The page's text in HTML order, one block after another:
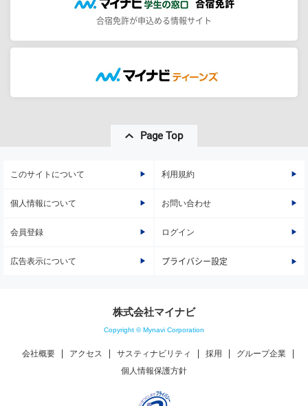
合宿免許が申込める情報サイト
Page Top
このサイトについて 利用規約
個人情報について お問い合わせ
会員登録 ログイン
広告表示について プライバシー設定
株式会社マイナビ
Copyright © Mynavi Corporation
会社概要 アクセス サスティナビリティ 採用
グループ企業
個人情報保護方針